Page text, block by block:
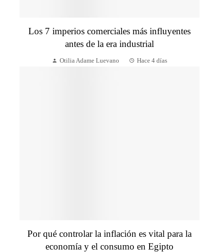
Los 7 imperios comerciales más influyentes
antes de la era industrial
Otilia Adame Luevano Hace 4 días
Por qué controlar la inflación es vital para la
economía y el consumo en Egipto